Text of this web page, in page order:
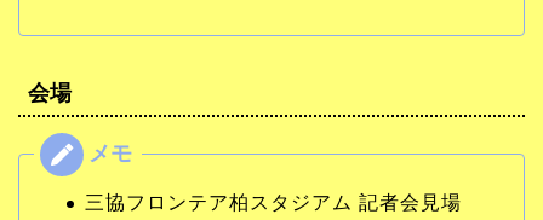
会場
三協フロンテア柏スタジアム 記者会見場